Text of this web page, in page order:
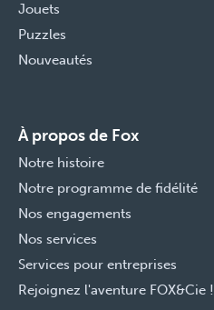
Jouets
Puzzles
Nouveautés
À propos de Fox
Notre histoire
Notre programme de fidélité
Nos engagements
Nos services
Services pour entreprises
Rejoignez l'aventure FOX&Cie !